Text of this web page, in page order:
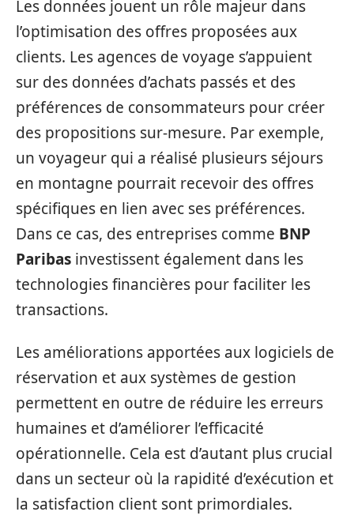
Les données jouent un rôle majeur dans
l’optimisation des offres proposées aux
clients. Les agences de voyage s’appuient
sur des données d’achats passés et des
préférences de consommateurs pour créer
des propositions sur-mesure. Par exemple,
un voyageur qui a réalisé plusieurs séjours
en montagne pourrait recevoir des offres
spécifiques en lien avec ses préférences.
Dans ce cas, des entreprises comme BNP
Paribas investissent également dans les
technologies financières pour faciliter les
transactions.
Les améliorations apportées aux logiciels de
réservation et aux systèmes de gestion
permettent en outre de réduire les erreurs
humaines et d’améliorer l’efficacité
opérationnelle. Cela est d’autant plus crucial
dans un secteur où la rapidité d’exécution et
la satisfaction client sont primordiales.